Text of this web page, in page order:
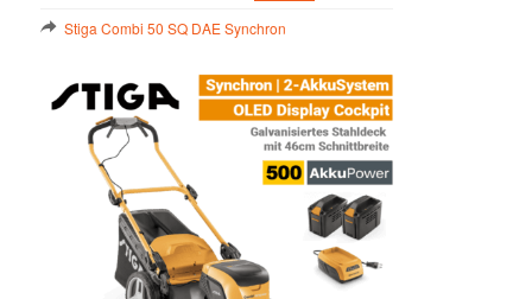
Stiga Combi 50 SQ DAE Synchron